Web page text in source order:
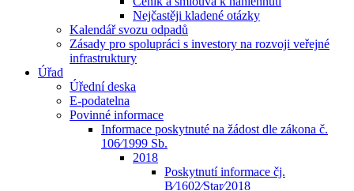
Nejčastěji kladené otázky
Kalendář svozu odpadů
Zásady pro spolupráci s investory na rozvoji veřejné
infrastruktury
Úřad
Úřední deska
E-podatelna
Povinné informace
Informace poskytnuté na žádost dle zákona č.
106⁄1999 Sb.
2018
Poskytnutí informace čj.
B⁄1602⁄Star⁄2018